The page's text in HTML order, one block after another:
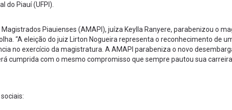
do Piauí (UFPI).
Piauienses (AMAPI), juíza Keylla Ranyere, parabenizou o
“A eleição do juiz Lirton Nogueira representa o reconhecimento de
no exercício da magistratura. A AMAPI parabeniza o novo
cumprida com o mesmo compromisso que sempre pautou sua